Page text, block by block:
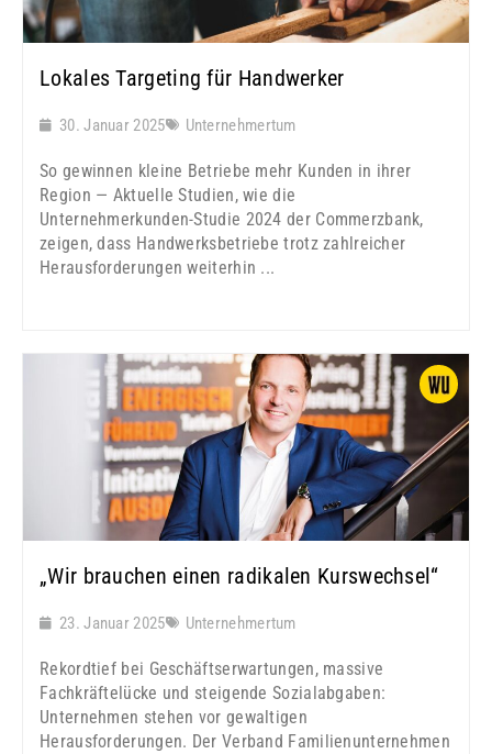
Lokales Targeting für Handwerker
30. Januar 2025 Unternehmertum
So gewinnen kleine Betriebe mehr Kunden in ihrer
Region — Aktuelle Studien, wie die
Unternehmerkunden-Studie 2024 der Commerzbank,
zeigen, dass Handwerksbetriebe trotz zahlreicher
Herausforderungen weiterhin ...
„Wir brauchen einen radikalen Kurswechsel“
23. Januar 2025 Unternehmertum
Rekordtief bei Geschäftserwartungen, massive
Fachkräftelücke und steigende Sozialabgaben:
Unternehmen stehen vor gewaltigen
Herausforderungen. Der Verband Familienunternehmen